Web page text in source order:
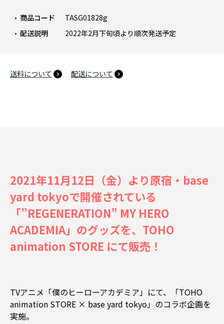
商品コード
TASG01828g
配送説明
2022年2月下旬頃より順次発送予定
送料について 配送について
2021年11月12日（金）より原宿・base
yard tokyoで開催されている
「”REGENERATION” MY HERO
ACADEMIA」のグッズを、TOHO
animation STORE にて販売！
TVアニメ「僕のヒーローアカデミア」にて、「TOHO
animation STORE × base yard tokyo」のコラボ企画を
実施。